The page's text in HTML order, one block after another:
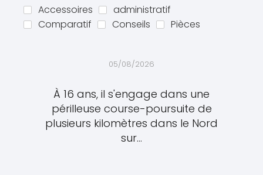
Accessoires
administratif
Comparatif
Conseils Pièces
05/08/2026
À 16 ans, il s'engage dans une
périlleuse course-poursuite de
plusieurs kilomètres dans le Nord
sur...